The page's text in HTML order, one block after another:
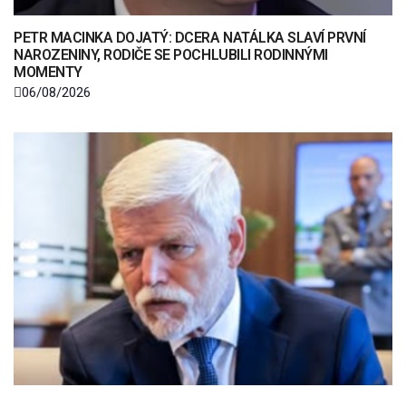
PETR MACINKA DOJATÝ: DCERA NATÁLKA SLAVÍ PRVNÍ
NAROZENINY, RODIČE SE POCHLUBILI RODINNÝMI
MOMENTY
06/08/2026